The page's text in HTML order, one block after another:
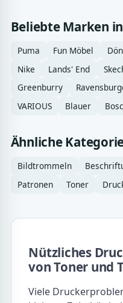
Beliebte Marken
Puma Fun Möbel
Nike
Lands' End
Greenburry
Ähnliche
Bildtrommeln
Nützliches
von Toner und